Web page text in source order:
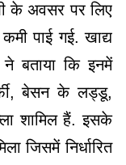
के अवसर पर लिए
पाई गई. खाद्य
ने बताया कि इनमें
बेसन के लड्डू,
शामिल हैं. इसके
जिसमें निर्धारित